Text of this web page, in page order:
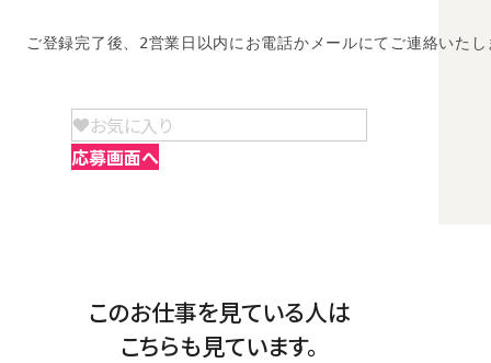
ご登録完了後、2営業日以内にお電話かメールにてご連絡いたし
お気に入り
応募画面へ
このお仕事を見ている人は
こちらも見ています。